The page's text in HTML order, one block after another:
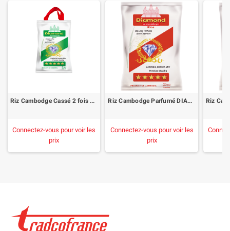
Riz Cambodge Cassé 2 fois DIAMOND 5Kg
Connectez-vous pour voir les
prix
Riz Cambodge Parfumé DIAMOND 20Kg Sac
Connectez-vous pour voir les
prix